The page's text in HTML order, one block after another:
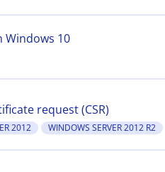
Windows 10
request (CSR)
2012 WINDOWS SERVER 2012 R2